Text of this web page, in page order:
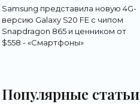
Samsung представила новую 4G-
версию Galaxy S20 FE с чипом
Snapdragon 865 и ценником от
$558 - «Смартфоны»
Популярные статьи